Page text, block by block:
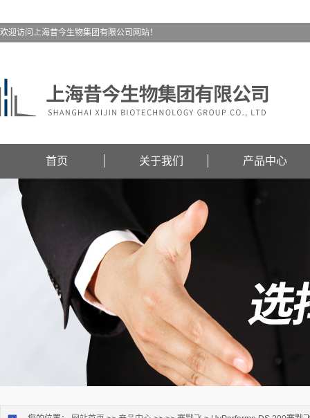
欢迎访问上海昔今生物集团有限公司网站！
首页 关于我们 产品中心